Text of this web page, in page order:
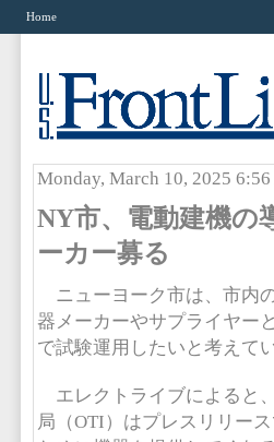
Home
Monday, March 10, 2025
NY市、電動建機の
ーカー募る
ニューヨーク市は、市内
器メーカーやサプライヤー
で試験運用したいと考えてい
エレクトライブによると
局（OTI）はプレスリリー